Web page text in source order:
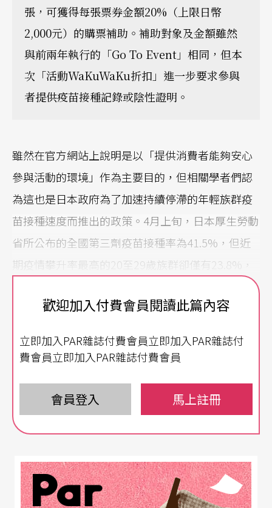
張，可獲得每張票券金額20%（上限日幣
2,000元）的購票補助。補助對象及金額雖然
與前兩年執行的「Go To Event」相同，但本
次「活動WaKuWaKu折扣」進一步要求參與
者提供疫苗接種記錄或陰性證明。
雖然在官方網站上說明是以「提供消費者能夠安心
參與活動的環境」作為主要目的，但相關學者們認
為這也是日本政府為了加速持續停滯的年輕族群疫
苗接種速度而推出的政策。4月上旬，日本厚生勞動
省所公布的全國第三劑疫苗接種率為41.5%，但近
期疫情攀升率最高的20至29歲族群卻僅有23.8%，
的無症狀感染者成為日本目前疫情的最大破口。
另一方面，對於活動主辦方而言，雖然期待此振興
方案能夠有效讓市場復甦，卻也擔心相關的配套不
足與成本增加。例如辨識疫苗接種紀錄或陰性證明
的基準、相關人力成本、造成群聚感染的風險等。
同時，社群網站與媒體也出現將「疫苗」與「興奮
過往的Go To方案一樣、感染人數攀升又會立刻中
止」、「政府不該帶頭以疫苗接種的有無進行差別
歡迎加入付費會員閱讀此篇內容
立即加入PAR雜誌付費會員立即加入PAR雜誌付
費會員立即加入PAR雜誌付費會員
會員登入 馬上註冊